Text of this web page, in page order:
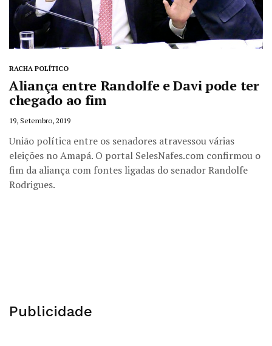
RACHA POLÍTICO
Aliança entre Randolfe e Davi pode ter
chegado ao fim
19, Setembro, 2019
União política entre os senadores atravessou várias
eleições no Amapá. O portal SelesNafes.com confirmou o
fim da aliança com fontes ligadas do senador Randolfe
Rodrigues.
Publicidade